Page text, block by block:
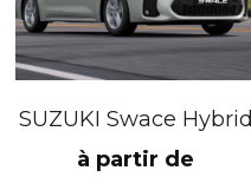
SUZUKI Swace Hybrid
à partir de